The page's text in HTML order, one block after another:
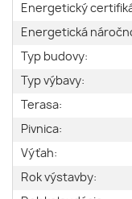
Energetický
Energetická
Typ budovy:
Typ výbavy:
Terasa:
Pivnica:
Výťah:
Rok výstavby: